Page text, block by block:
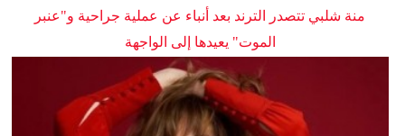
منة شلبي تتصدر الترند بعد أنباء عن عملية جراحية و"عنبر
الموت" يعيدها إلى الواجهة